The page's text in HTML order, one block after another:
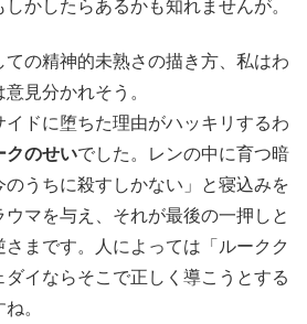
かしたらあるかも知れませんが。
ての精神的未熟さの描き方、私はわ
見分かれそう。
ドに堕ちた理由がハッキリするわ
クのせいでした。レンの中に育つ暗
うちに殺すしかない」と寝込みを
マを与え、それが最後の一押しと
まです。人によっては「ルークク
ダイならそこで正しく導こうとする
。